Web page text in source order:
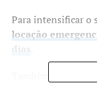
Para intensificar o
locação
Também foi